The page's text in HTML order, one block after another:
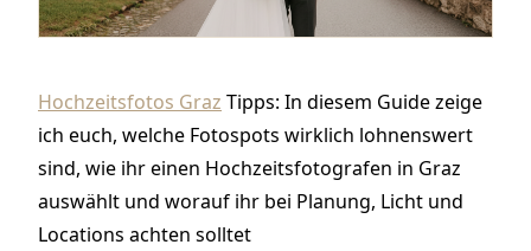
Hochzeitsfotos Graz Tipps: In diesem Guide zeige
ich euch, welche Fotospots wirklich lohnenswert
sind, wie ihr einen Hochzeitsfotografen in Graz
auswählt und worauf ihr bei Planung, Licht und
Locations achten solltet